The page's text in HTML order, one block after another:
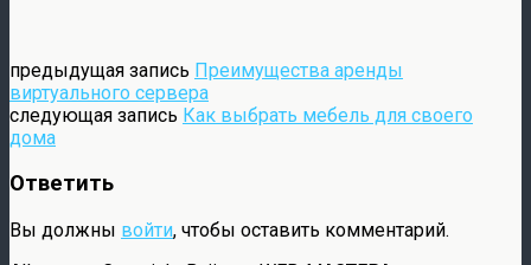
предыдущая запись Преимущества аренды
виртуального сервера
следующая запись Как выбрать мебель для своего
дома
Ответить
Вы должны войти, чтобы оставить комментарий.